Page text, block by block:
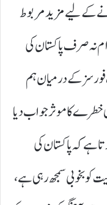
کے لیے مزید مربوط
نہ صرف پاکستان کی
کے درمیان ہم
کا موثر جواب دیا
ہے کہ پاکستان کی
کو بخوبی سمجھ رہی ہے،